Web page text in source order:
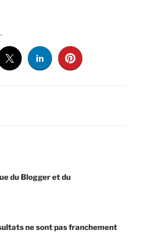
du Blogger et du
ne sont pas franchement